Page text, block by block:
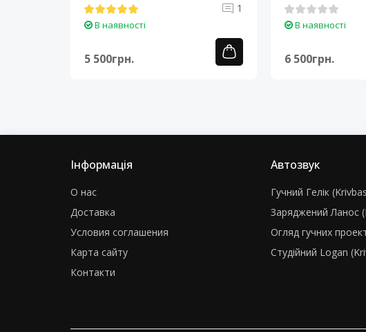
1
В наявності
5 500грн.
В наявності
6 500грн.
Інформація
О нас
Доставка
Условия соглашения
Карта сайту
Контакти
Автозвук
Гучний Гелік
Заряджений Ланос
Огляд гучних
Студійний Logan